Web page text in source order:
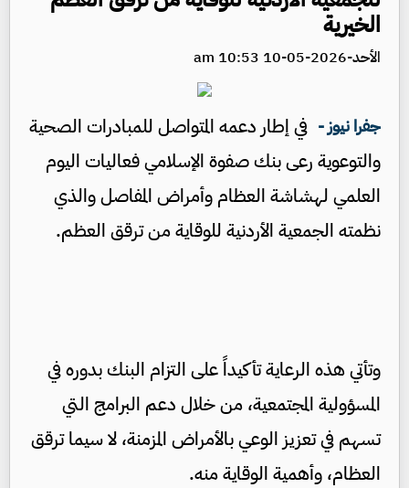
الخيرية
الأحد-2026-05-10 10:53 am
جفرا نيوز - في إطار دعمه المتواصل للمبادرات الصحية
والتوعوية رعى بنك صفوة الإسلامي فعاليات اليوم
العلمي لهشاشة العظام وأمراض المفاصل والذي
نظمته الجمعية الأردنية للوقاية من ترقق العظم.
وتأتي هذه الرعاية تأكيداً على التزام البنك بدوره في
المسؤولية المجتمعية، من خلال دعم البرامج التي
تسهم في تعزيز الوعي بالأمراض المزمنة، لا سيما ترقق
العظام، وأهمية الوقاية منه.